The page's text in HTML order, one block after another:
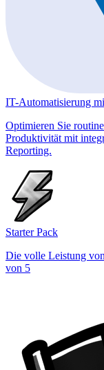
IT-Automatisierung
Optimieren Sie
Produktivität mit
Reporting.
Starter Pack
Die volle Leistung
von 5